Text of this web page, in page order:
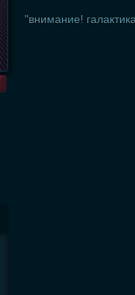
"внимание!